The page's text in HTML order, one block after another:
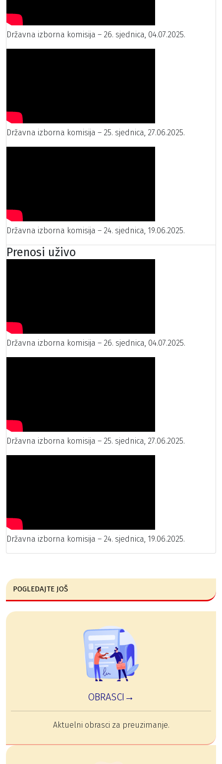
Državna izborna komisija – 26. sjednica, 04.07.2025.
Državna izborna komisija – 25. sjednica, 27.06.2025.
Državna izborna komisija – 24. sjednica, 19.06.2025.
Prenosi uživo
Državna izborna komisija – 26. sjednica, 04.07.2025.
Državna izborna komisija – 25. sjednica, 27.06.2025.
Državna izborna komisija – 24. sjednica, 19.06.2025.
POGLEDAJTE JOŠ
OBRASCI→
Aktuelni obrasci za preuzimanje.